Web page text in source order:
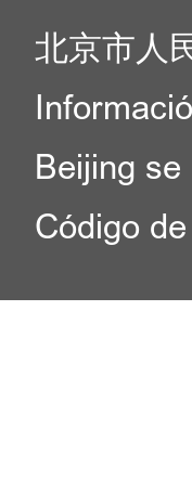
北京市人
Beijing
Código